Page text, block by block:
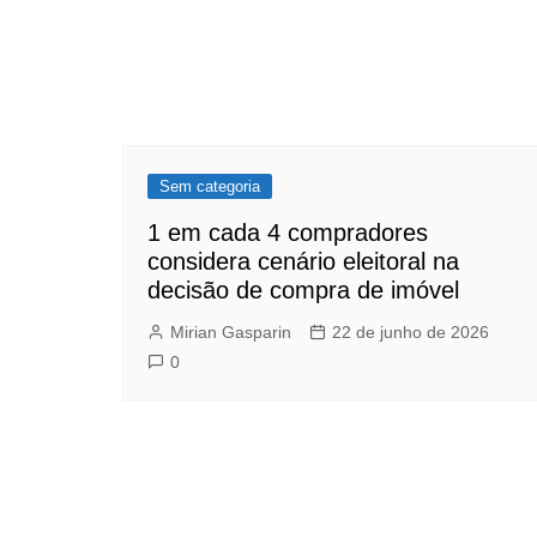
Sem categoria
1 em cada 4 compradores
considera cenário eleitoral na
decisão de compra de imóvel
Mirian Gasparin
22 de junho de 2026
0